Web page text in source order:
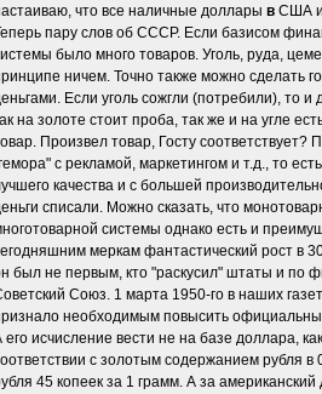
что все наличные доллары в США
пару слов об СССР. Если базисом
было много товаров. Уголь, руда,
ничем. Точно также можно сделать
Если уголь сожгли (потребили), то
на золоте стоит проба, так же и на угле
Произвел товар, Госту
с рекламой, маркетингом и т.д., то
качества и с большей
списали. Можно сказать, что
системы однако есть и
меркам фантастический рост в
был не первым, кто "раскусил" штаты и по
Союз. 1 марта 1950-го в наших
необходимым повысить
его исчисление вести не на базе доллара,
с золотым содержанием рубля
45 копеек за 1 грамм. А за